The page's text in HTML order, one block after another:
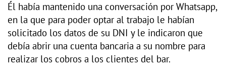
Él había mantenido una conversación por Whatsapp,
en la que para poder optar al trabajo le habían
solicitado los datos de su DNI y le indicaron que
debía abrir una cuenta bancaria a su nombre para
realizar los cobros a los clientes del bar.